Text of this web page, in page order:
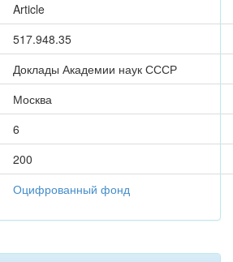
Article
517.948.35
Доклады Академии наук СССР
Москва
6
200
Оцифрованный фонд